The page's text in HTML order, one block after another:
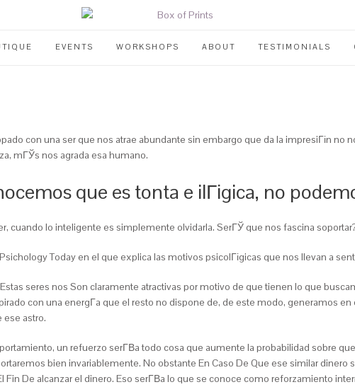
EVENTS WORKSHOPS ABOUT TESTIMONIALS
con una ser que nos atrae abundante sin embargo que da la impresiГіn no
mГЎs nos agrada esa humano.
que es tonta e ilГіgica, no
cuando lo inteligente es simplemente olvidarla. SerГЎ que nos fascina
Today en el que explica las motivos psicolГіgicas que nos llevan a
seres nos Son claramente atractivas por motivo de que tienen lo que
con una energГ­a que el resto no dispone de, de este modo, generamos
astro.
un refuerzo serГ­В­a todo cosa que aumente la probabilidad sobre
bien invariablemente. No obstante En Caso De Que ese similar dinero
De alcanzar el dinero. Eso serГ­В­a lo que se conoce como reforzamiento